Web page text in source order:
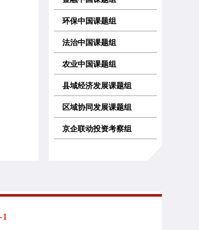
环保中国课题组
法治中国课题组
农业中国课题组
县域经济发展课题组
区域协同发展课题组
京企联动投资考察组